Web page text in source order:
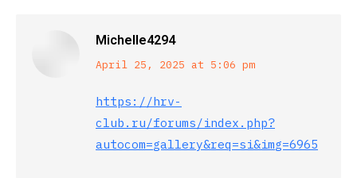
Michelle4294
says:
April 25, 2025 at 5:06 pm
https://hrv-
club.ru/forums/index.php?
autocom=gallery&req=si&img=6965